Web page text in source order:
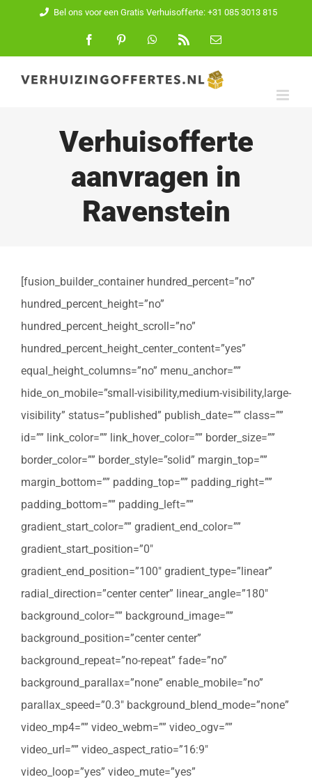
inhoud
Bel ons voor een Gratis Verhuisofferte: +31 085 3013 815
FacebookPinterest WhatsApp
E-
Verhuisofferte
aanvragen in
Ravenstein
[fusion_builder_container hundred_percent=”no”
hundred_percent_height=”no”
hundred_percent_height_scroll=”no”
hundred_percent_height_center_content=”yes”
equal_height_columns=”no” menu_anchor=””
hide_on_mobile=”small-visibility,medium-visibility,large-
visibility” status=”published” publish_date=”” class=””
id=”” link_color=”” link_hover_color=”” border_size=””
border_color=”” border_style=”solid” margin_top=””
margin_bottom=”” padding_top=”” padding_right=””
padding_bottom=”” padding_left=””
gradient_start_color=”” gradient_end_color=””
gradient_start_position=”0″
gradient_end_position=”100″ gradient_type=”linear”
radial_direction=”center center” linear_angle=”180″
background_color=”” background_image=””
background_position=”center center”
background_repeat=”no-repeat” fade=”no”
background_parallax=”none” enable_mobile=”no”
parallax_speed=”0.3″ background_blend_mode=”none”
video_mp4=”” video_webm=”” video_ogv=””
video_url=”” video_aspect_ratio=”16:9″
video_loop=”yes” video_mute=”yes”